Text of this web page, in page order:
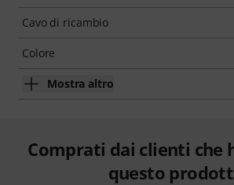
Cavo di ricambio
Colore
Mostra altro
Comprati dai clienti che
questo